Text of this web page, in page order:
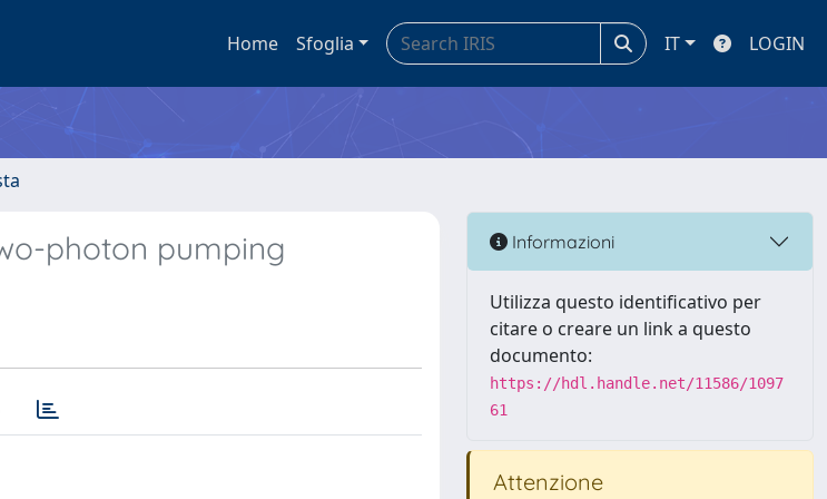
Home Sfoglia IT LOGIN
photon pumping Informazioni
Utilizza questo identificativo per
citare o creare un link a questo
documento:
https://hdl.handle.net/11586/1097
61
Attenzione